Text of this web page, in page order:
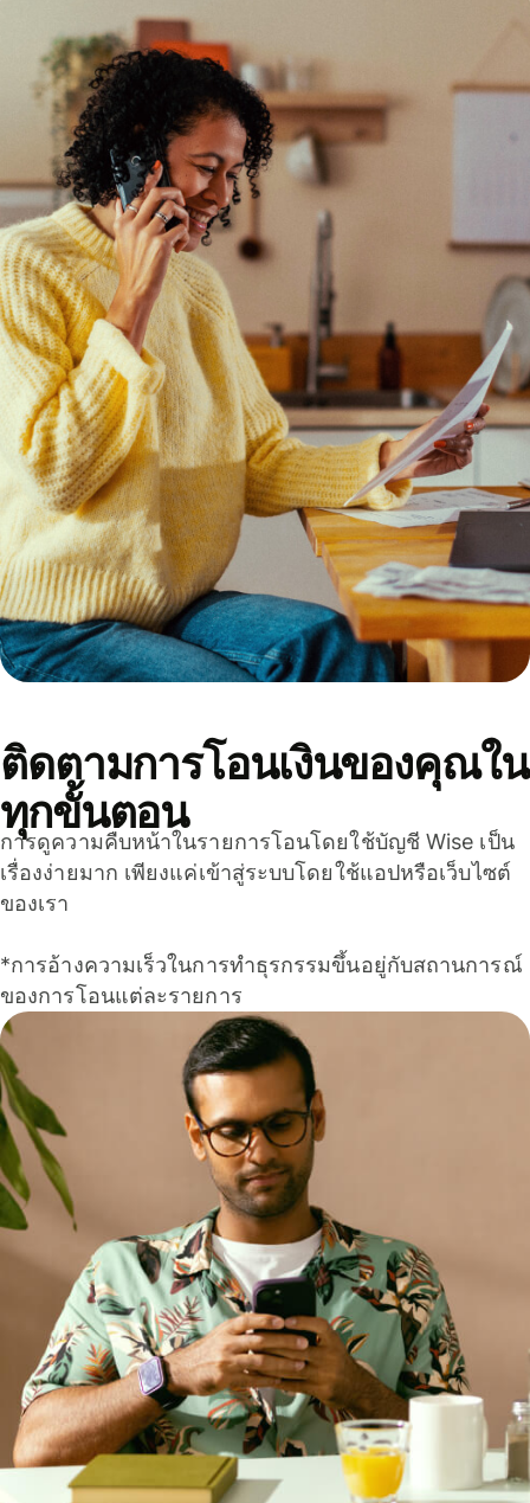
ติดตามการโอนเงินของคุณใน
ทุกขั้นตอน
การดูความคืบหน้าในรายการโอนโดยใช้บัญชี Wise เป็น
เรื่องง่ายมาก เพียงแค่เข้าสู่ระบบโดยใช้แอปหรือเว็บไซต์
ของเรา
*การอ้างความเร็วในการทำธุรกรรมขึ้นอยู่กับสถานการณ์
ของการโอนแต่ละรายการ